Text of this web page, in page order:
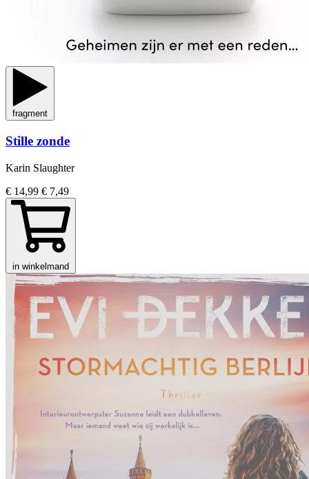
fragment
Stille zonde
Karin Slaughter
€ 14,99 € 7,49
in winkelmand